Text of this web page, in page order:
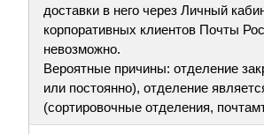
доставки в него через Личный
корпоративных клиентов Почты
невозможно.
Вероятные причины: отделение
или постоянно), отделение
(сортировочные отделения,